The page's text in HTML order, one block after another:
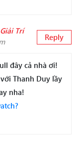
Trí
Reply
đây cả nhà ơi!
Thanh Duy lầy
nha!